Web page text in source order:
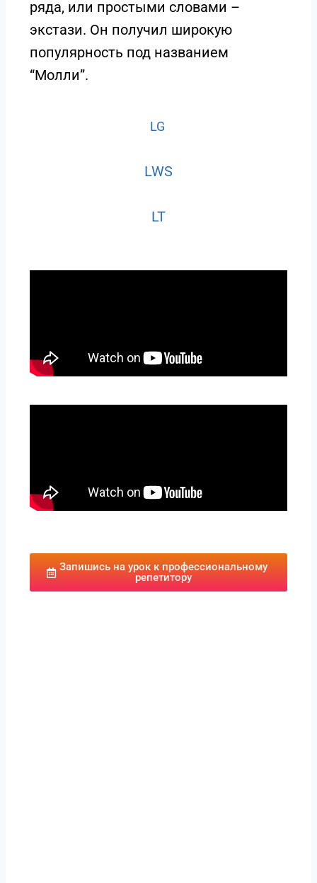
ряда, или простыми словами –
экстази. Он получил широкую
популярность под названием
“Молли”.
LG
LWS
LT
Запишись на урок к профессиональному
репетитору